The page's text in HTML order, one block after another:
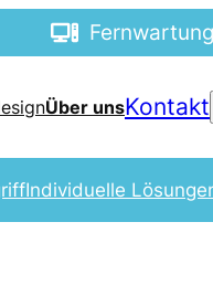
Fernwartung
Über unsKontakt
Individuelle